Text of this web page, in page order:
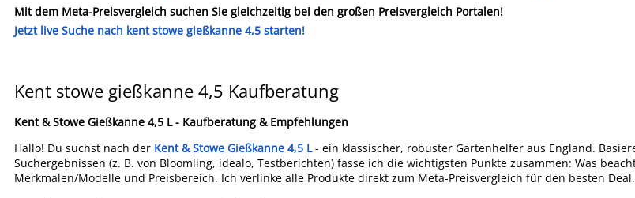
Mit dem Meta-Preisvergleich suchen Sie gleichzeitig bei den großen Preisvergleich Portalen!
Jetzt live Suche nach kent stowe gießkanne 4,5 starten!
Kent stowe gießkanne 4,5 Kaufberatung
Kent & Stowe Gießkanne 4,5 L - Kaufberatung & Empfehlungen
Hallo! Du suchst nach der Kent & Stowe Gießkanne 4,5 L- ein klassischer, robuster Gartenhelfer aus England.
Suchergebnissen (z. B. von Bloomling, idealo, Testberichten) fasse ich die wichtigsten Punkte zusammen: Was
Merkmalen/Modelle und Preisbereich. Ich verlinke alle Produkte direkt zum Meta-Preisvergleich für den besten Deal.